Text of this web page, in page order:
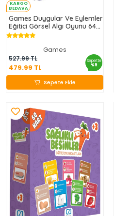
KARGO
BEDAVA
Games Duygular Ve Eylemler
Eğitici Görsel Algı Oyunu 64
Parça
Games
527.99 TL
479.99 TL
Sepette
%9
479.99 TL
Sepete Ekle